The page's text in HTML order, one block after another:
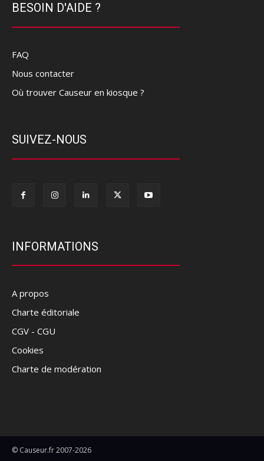
BESOIN D'AIDE ?
FAQ
Nous contacter
Où trouver Causeur en kiosque ?
SUIVEZ-NOUS
INFORMATIONS
A propos
Charte éditoriale
CGV - CGU
Cookies
Charte de modération
© Causeur.fr 2007-2026